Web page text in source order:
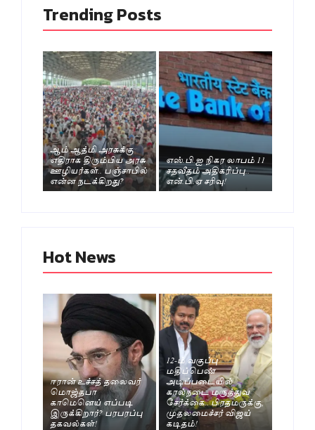
Trending Posts
ஆம் ஆத்மி அரசுக்கு
எதிராக திரும்பிய அரசு
ஊழியர்கள்.. பஞ்சாபில்
என்ன நடக்கிறது?
எஸ்.பி.ஐ நிகர லாபம் 11
சதவீதம் அதிகரிப்பு..
என்.பி.ஏ சரிவு!
Hot News
ஈரான் உச்சத் தலைவர்
மொஜ்தபா
காமெனெய் எப்படி
இருக்கிறார்? பரபரப்பு
தகவல்கள்!
12-ம் வகுப்பு
மதிப்பெண்
அடிப்படையில்
கால்நடை மருத்துவ
சேர்க்கை.. பிரதமருக்கு,
முதலமைச்சர் விஜய்
கடிதம்!